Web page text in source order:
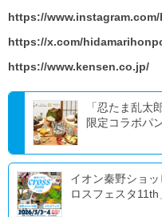
https://
https://x.com/
https://www.kensen.co.jp/
「忍たま乱太
限定コラボパ
イオン秦野ショ
ロスフェスタ11th